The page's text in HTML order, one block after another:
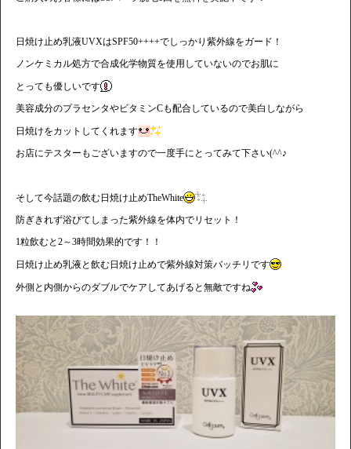
日焼け止め乳液UVXはSPF50++++でしっかり紫外線をガード！
ノンケミカル処方で合成化学物質を使用していないのでお肌に
とっても優しいです
美容成分のプラセンタやビタミンCも配合しているので美白しながら
日焼けをカットしてくれます
お店にテスターもございますので一度手にとってみて下さい(^^♪
そして今話題の飲む日焼け止めTheWhite
防ぎきれず浴びてしまった紫外線を体内でリセット！
1粒飲むと2～3時間効果的です！！
日焼け止め乳液と飲む日焼け止めで紫外線対策バッチリです
外側と内側からのダブルでケアしてあげると無敵ですね